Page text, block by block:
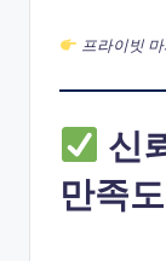
프라이빗
신
만족도